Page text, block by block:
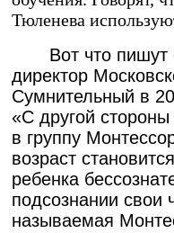
Тюленева
Вот что пишут
директор
Сумнительный в
«С другой
в группу
возраст
ребенка
подсознании свои
называемая